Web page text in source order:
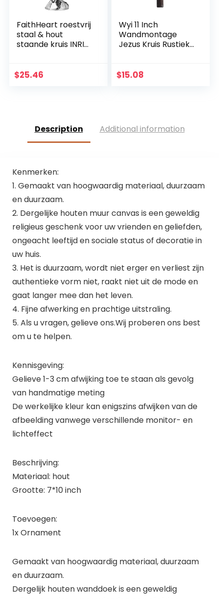
FaithHeart roestvrij
staal & hout
staande kruis INRI
Home Decoratie
$25.46
Wyi 11 Inch
Wandmontage
Jezus Kruis Rustieke
Zwart Heilige Jezus
$15.08
Description Additional information
Kenmerken:
1. Gemaakt van hoogwaardig materiaal, duurzaam
en duurzaam.
2. Dergelijke houten muur canvas is een geweldig
religieus geschenk voor uw vrienden en geliefden,
ongeacht leeftijd en sociale status of decoratie in
uw huis.
3. Het is duurzaam, wordt niet erger en verliest zijn
authentieke vorm niet, raakt niet uit de mode en
gaat langer mee dan het leven.
4. Fijne afwerking en prachtige uitstraling.
5. Als u vragen, gelieve ons.Wij proberen ons best
om u te helpen.
Kennisgeving:
Gelieve 1-3 cm afwijking toe te staan als gevolg
van handmatige meting
De werkelijke kleur kan enigszins afwijken van de
afbeelding vanwege verschillende monitor- en
lichteffect
Beschrijving:
Materiaal: hout
Grootte: 7*10 inch
Toevoegen:
1x Ornament
Gemaakt van hoogwaardig materiaal, duurzaam
en duurzaam.
Dergelijk houten wanddoek is een geweldig